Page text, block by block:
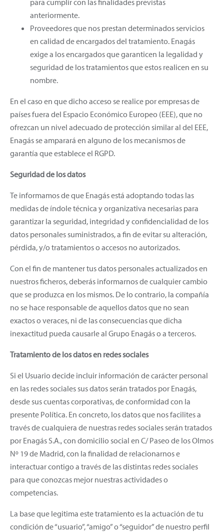
anteriormente.
Proveedores que nos prestan determinados servicios
en calidad de encargados del tratamiento. Enagás
exige a los encargados que garanticen la legalidad y
seguridad de los tratamientos que estos realicen en su
nombre.
En el caso en que dicho acceso se realice por empresas de
países fuera del Espacio Económico Europeo (EEE), que no
ofrezcan un nivel adecuado de protección similar al del EEE,
Enagás se amparará en alguno de los mecanismos de
garantía que establece el RGPD.
Seguridad de los datos
Te informamos de que Enagás está adoptando todas las
medidas de índole técnica y organizativa necesarias para
garantizar la seguridad, integridad y confidencialidad de los
datos personales suministrados, a fin de evitar su alteración,
pérdida, y/o tratamientos o accesos no autorizados.
Con el fin de mantener tus datos personales actualizados en
nuestros ficheros, deberás informarnos de cualquier cambio
que se produzca en los mismos. De lo contrario, la compañía
no se hace responsable de aquellos datos que no sean
exactos o veraces, ni de las consecuencias que dicha
inexactitud pueda causarle al Grupo Enagás o a terceros.
Tratamiento de los datos en redes sociales
Si el Usuario decide incluir información de carácter personal
en las redes sociales sus datos serán tratados por Enagás,
desde sus cuentas corporativas, de conformidad con la
presente Política. En concreto, los datos que nos facilites a
través de cualquiera de nuestras redes sociales serán tratados
por Enagás S.A., con domicilio social en C/ Paseo de los Olmos
Nº 19 de Madrid, con la finalidad de relacionarnos e
interactuar contigo a través de las distintas redes sociales
para que conozcas mejor nuestras actividades o
competencias.
La base que legitima este tratamiento es la actuación de tu
condición de “usuario”, “amigo” o “seguidor” de nuestro perfil